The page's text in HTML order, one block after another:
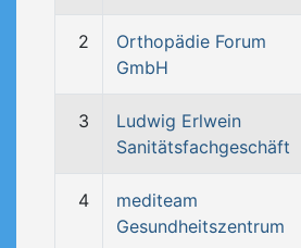
2
Orthopädie Forum
GmbH
3
Ludwig Erlwein
Sanitätsfachgeschäft
4
mediteam
Gesundheitszentrum